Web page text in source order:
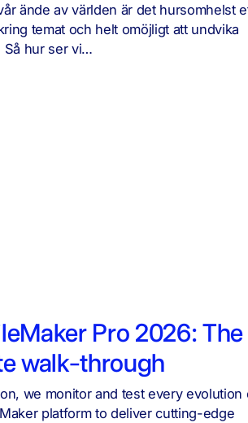
ände av världen är det hursomhelst
temat och helt omöjligt att undvika
Så hur ser vi…
Pro 2026: The
walk-through
we monitor and test every evolution
platform to deliver cutting-edge